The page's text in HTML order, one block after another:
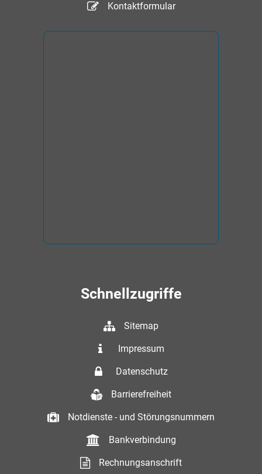
Kontaktformular
Schnellzugriffe
Sitemap
Impressum
Datenschutz
Barrierefreiheit
Notdienste - und Störungsnummern
Bankverbindung
Rechnungsanschrift